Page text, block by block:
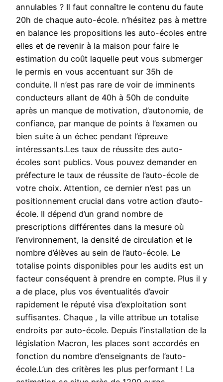
annulables ? Il faut connaître le contenu du faute
20h de chaque auto-école. n’hésitez pas à mettre
en balance les propositions les auto-écoles entre
elles et de revenir à la maison pour faire le
estimation du coût laquelle peut vous submerger
le permis en vous accentuant sur 35h de
conduite. Il n’est pas rare de voir de imminents
conducteurs allant de 40h à 50h de conduite
après un manque de motivation, d’autonomie, de
confiance, par manque de points à l’examen ou
bien suite à un échec pendant l’épreuve
intéressants.Les taux de réussite des auto-
écoles sont publics. Vous pouvez demander en
préfecture le taux de réussite de l’auto-école de
votre choix. Attention, ce dernier n’est pas un
positionnement crucial dans votre action d’auto-
école. Il dépend d’un grand nombre de
prescriptions différentes dans la mesure où
l’environnement, la densité de circulation et le
nombre d’élèves au sein de l’auto-école. Le
totalise points disponibles pour les audits est un
facteur conséquent à prendre en compte. Plus il y
a de place, plus vos éventualités d’avoir
rapidement le réputé visa d’exploitation sont
suffisantes. Chaque , la ville attribue un totalise
endroits par auto-école. Depuis l’installation de la
législation Macron, les places sont accordés en
fonction du nombre d’enseignants de l’auto-
école.L’un des critères les plus performant ! La